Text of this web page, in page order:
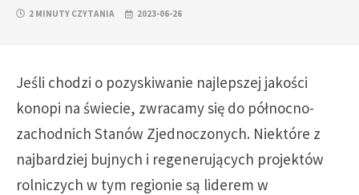
2 MINUTY CZYTANIA 2023-06-26
Jeśli chodzi o pozyskiwanie najlepszej jakości
konopi na świecie, zwracamy się do północno-
zachodnich Stanów Zjednoczonych. Niektóre z
najbardziej bujnych i regenerujących projektów
rolniczych w tym regionie są liderem w